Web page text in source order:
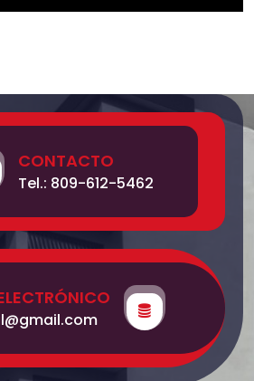
CONTACTO
Tel.: 809-612-5462